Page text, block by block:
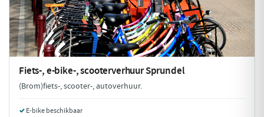
Fiets-, e-bike-, scooterverhuurSprundel
(Brom)fiets-, scooter-, autoverhuur.
E-bike beschikbaar